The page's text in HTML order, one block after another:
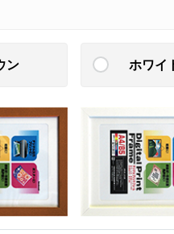
ン ホワイ